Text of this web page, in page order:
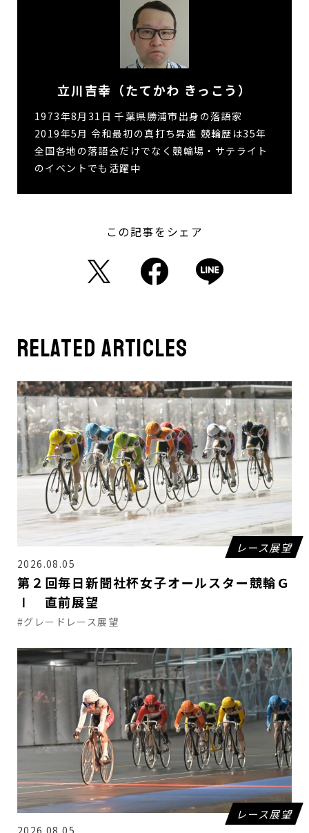
立川吉幸（たてかわ きっこう）
1973年8月31日 千葉県勝浦市出身の落語家
2019年5月 令和最初の真打ち昇進 競輪歴は35年
全国各地の落語会だけでなく競輪場・サテライト
のイベントでも活躍中
この記事をシェア
related articles
レース展望
2026.08.05
第２回毎日新聞社杯女子オールスター競輪Ｇ
Ⅰ 直前展望
#グレードレース展望
レース展望
2026.08.05